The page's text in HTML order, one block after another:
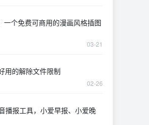
一个免费可商用的漫画风格插图
03-21
用的解除文件限制
02-26
播报工具，小爱早报、小爱晚